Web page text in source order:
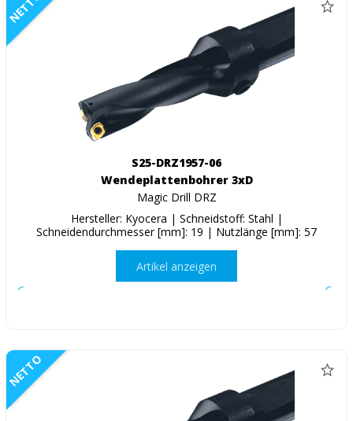
S25-DRZ1957-06
Wendeplattenbohrer 3xD
Magic Drill DRZ
Hersteller: Kyocera | Schneidstoff: Stahl |
Schneidendurchmesser [mm]: 19 | Nutzlänge [mm]: 57
Artikel anzeigen
NETTO